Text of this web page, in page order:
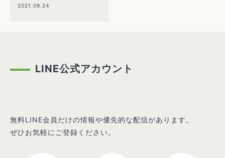
2021.09.24
LINE公式アカウント
無料LINE会員だけの情報や優先的な配信があります。
ぜひお気軽にご登録ください。